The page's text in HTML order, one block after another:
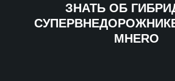
ЗНАТЬ ОБ
СУПЕРВНЕДОРОЖНИКЕ
MHERO